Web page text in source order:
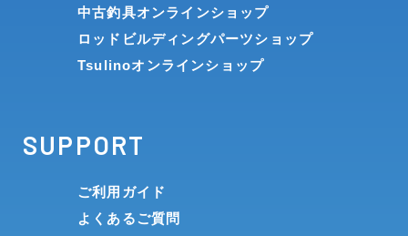
中古釣具オンラインショップ
ロッドビルディングパーツショップ
Tsulinoオンラインショップ
SUPPORT
ご利用ガイド
よくあるご質問